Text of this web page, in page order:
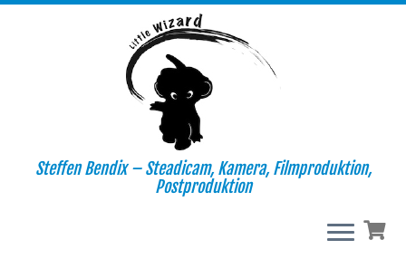
Steffen Bendix – Steadicam, Kamera, Filmproduktion,
Postproduktion